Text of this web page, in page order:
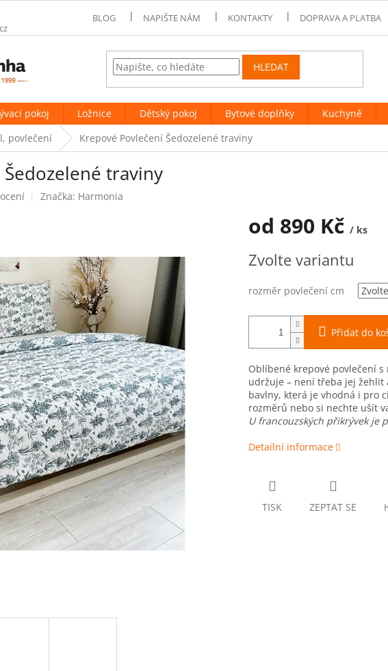
BLOG NAPIŠTE NÁM KONTAKTY DOPRAVA A PLATBA
HLEDAT
pokoj Ložnice Dětský pokoj Bytové doplňky Kuchyně
povlečení Krepové Povlečení Šedozelené traviny
traviny
Značka: Harmonia
od 890 Kč / ks
cena:
Zvolte variantu
rozměr povlečení cm
Přidat do
Oblíbené krepové povlečení
udržuje – není třeba jej žehlit
bavlny, která je vhodná i pro
rozměrů nebo si nechte ušít
U francouzských přikrývek je
Detailní informace
TISK ZEPTAT SE